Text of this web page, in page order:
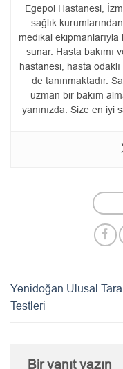
Egepol Hastanesi,
sağlık
medikal
sunar. Hasta bakımı
hastanesi, hasta odaklı
de tanınmaktadır.
uzman bir bakım
yanınızda. Size en iyi
Yenidoğan Ulusal
Testleri
Bir yanıt yazın